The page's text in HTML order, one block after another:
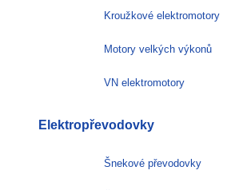
Kroužkové elektromotory
Motory velkých výkonů
VN elektromotory
Elektropřevodovky
Šnekové převodovky